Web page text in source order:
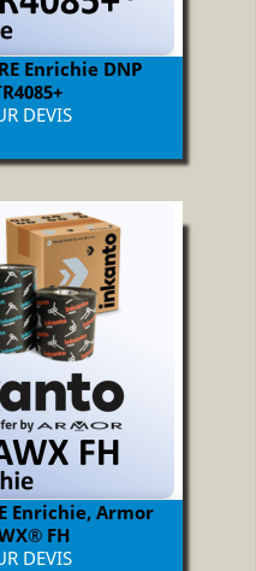
Enrichie DNP
DEVIS
Enrichie, Armor
FH
DEVIS